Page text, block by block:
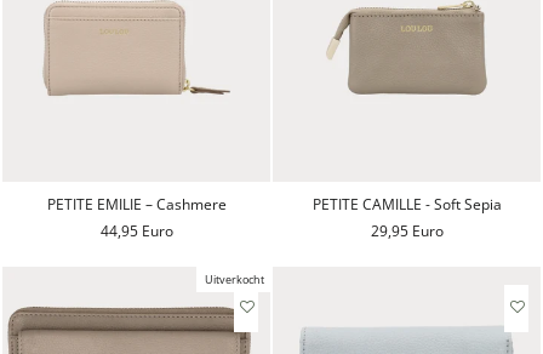
PETITE EMILIE – Cashmere
44,95 Euro
PETITE CAMILLE - Soft Sepia
29,95 Euro
Uitverkocht